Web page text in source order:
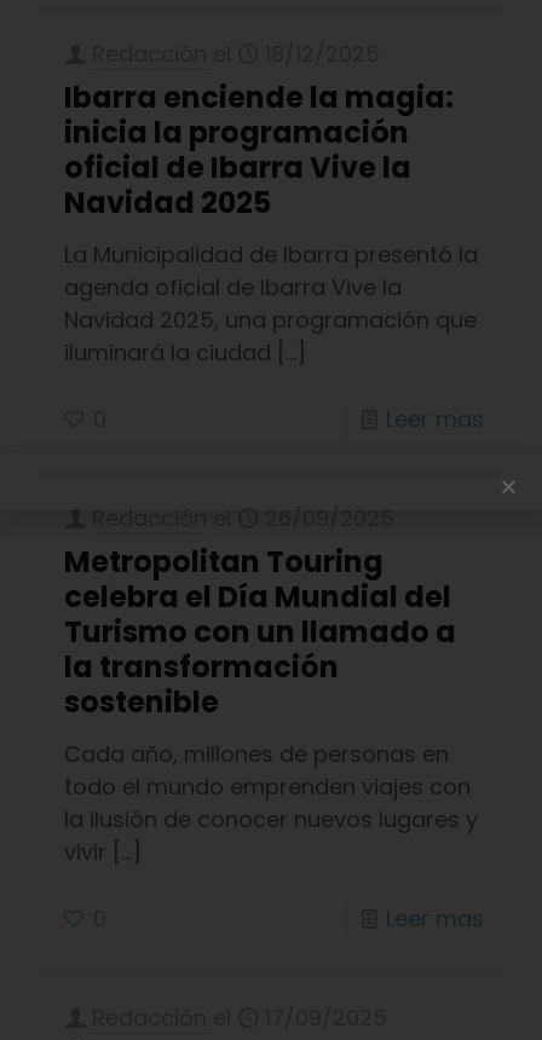
Ibarra enciende la magia:
inicia la programación
oficial de Ibarra Vive la
Navidad 2025
La Municipalidad de Ibarra presentó la
agenda oficial de Ibarra Vive la
Navidad 2025, una programación que
iluminará la ciudad […]
Leer mas
Metropolitan Touring
celebra el Día Mundial del
Turismo con un llamado a
la transformación
sostenible
Cada año, millones de personas en
todo el mundo emprenden viajes con
la ilusión de conocer nuevos lugares y
vivir […]
Leer mas